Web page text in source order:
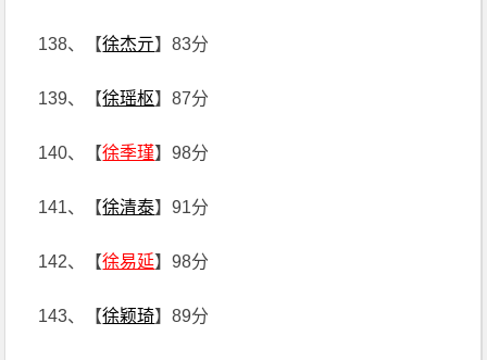
138、【徐杰亓】83分
139、【徐瑶枢】87分
140、【徐季瑾】98分
141、【徐清泰】91分
142、【徐易延】98分
143、【徐颖琦】89分